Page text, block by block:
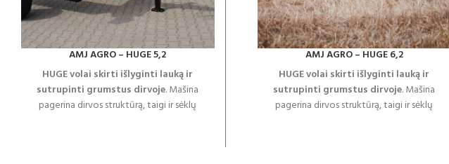
AMJ AGRO – HUGE 5,2
HUGE volai skirti išlyginti lauką ir
sutrupinti grumstus dirvoje. Mašina
pagerina dirvos struktūrą, taigi ir sėklų
AMJ AGRO – HUGE 6,2
HUGE volai skirti išlyginti lauką ir
sutrupinti grumstus dirvoje. Mašina
pagerina dirvos struktūrą, taigi ir sėklų